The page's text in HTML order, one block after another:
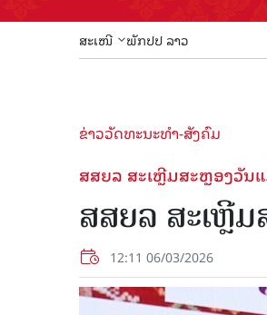
ສະເໜີ ພັກປປ ລາວ
ຂ່າວວັດທະນະທຳ-ສັງຄົມ
ສສຍລ ສະ​ເຫຼີມ​ສະຫຼອງວັນ​
ສສຍລ ສະ​ເຫຼີ
12:11 06/03/2026